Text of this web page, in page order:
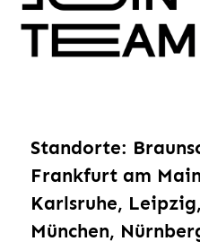
Standorte:
Frankfurt am
Karlsruhe,
München,